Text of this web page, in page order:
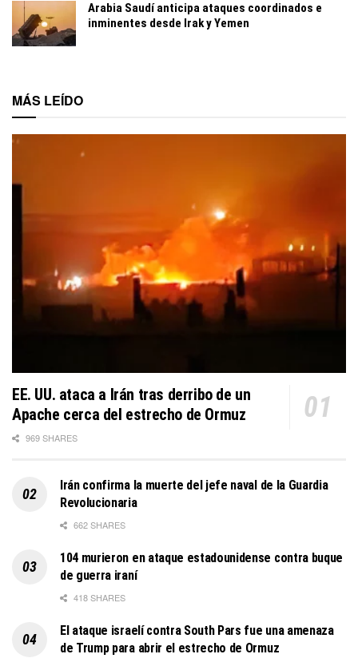
Arabia Saudí anticipa ataques coordinados e
inminentes desde Irak y Yemen
MÁS LEÍDO
EE. UU. ataca a Irán tras derribo de un
Apache cerca del estrecho de Ormuz
969 SHARES
Irán confirma la muerte del jefe naval de la Guardia
Revolucionaria
662 SHARES
104 murieron en ataque estadounidense contra buque
de guerra iraní
418 SHARES
El ataque israelí contra South Pars fue una amenaza
de Trump para abrir el estrecho de Ormuz